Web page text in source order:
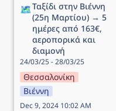
🗺️Ταξίδι στην Βιέννη
(25η Μαρτίου) → 5
ημέρες από 163€,
αεροπορικά και
διαμονή
24/03/25 - 28/03/25
Θεσσαλονίκη
Βιέννη
Dec 9, 2024 10:02 AM